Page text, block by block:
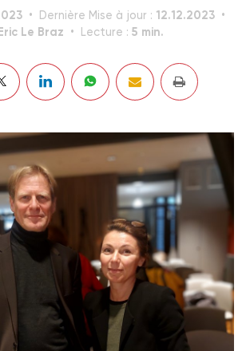
Dernière Mise à jour : 12.12.2023
Le Braz Lecture : 5 min.